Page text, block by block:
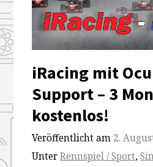
iRacing mit
Support – 3
kostenlos!
Veröffentlicht am 2.
UnterRennspiel / Sport,